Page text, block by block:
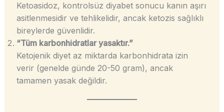
Ketoasidoz, kontrolsüz diyabet sonucu kanın aşırı
asitlenmesidir ve tehlikelidir, ancak ketozis sağlıklı
bireylerde güvenlidir.
“Tüm karbonhidratlar yasaktır.”
Ketojenik diyet az miktarda karbonhidrata izin
verir (genelde günde 20-50 gram), ancak
tamamen yasak değildir.